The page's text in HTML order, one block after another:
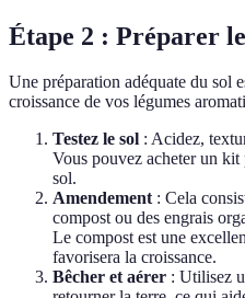
Étape 2 : Préparer
Une préparation adéquate du sol
croissance de vos légumes
Testez le sol : Acidez,
Vous pouvez acheter un
sol.
Amendement: Cela
compost ou des engrais
Le compost est une
favorisera la croissance.
Bêcher et aérer : Utilisez